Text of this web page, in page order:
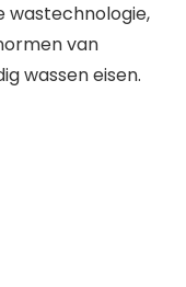
wastechnologie,
van
wassen eisen.